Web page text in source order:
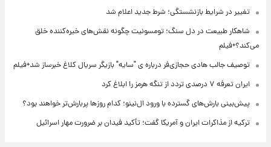
تغییر در شرایط بازنشستگی؛ شرط جدید اعلام شد
شاهکار طبیعت در دل سنگ؛ تومسونیت چگونه نقش‌های خیره‌کننده خلق
می‌کند؟+فیلم
توصیف جالب هادی حجازی‌فر درباره ی "سایه" بازیگر سریال کلاغ خبرساز شد+فیلم
ایران تعرفه ۷ درصدی تردد از تنگه هرمز را ابلاغ کرد
پیش‌بینی بارش‌های گسترده با ورود ال‌نینو؛ کدام روزها پربارش‌تر خواهند بود؟
ترکیه از مذاکرات ایران و آمریکا گفت؛ تأکید فیدان بر ضرورت مهار اسرائیل